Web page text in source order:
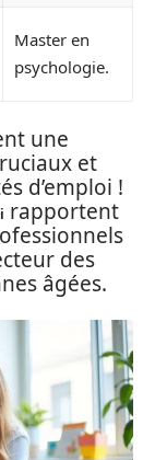
Master en
psychologie.
une
et
d’emploi !
rapportent
des
âgées.